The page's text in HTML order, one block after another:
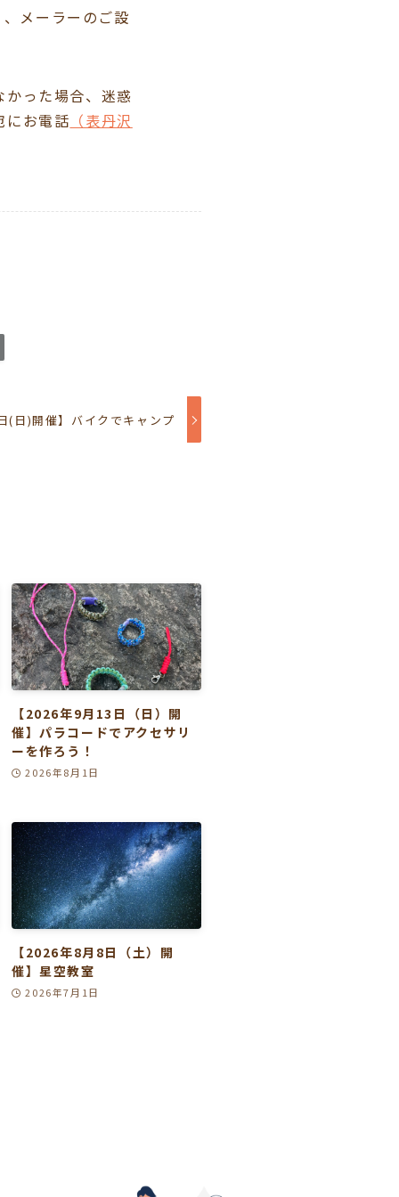
メーラーのご設
った場合、迷惑
にお電話 （表丹沢
(日)開催】バイクでキャンプ
【2026年9月13日（日）開
催】パラコードでアクセサリ
ーを作ろう！
2026年8月1日
【2026年8月8日（土）開
催】星空教室
2026年7月1日